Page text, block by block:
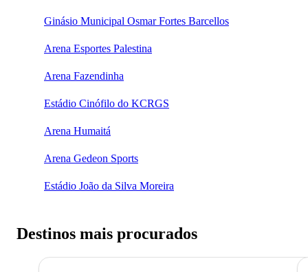
Ginásio Municipal Osmar Fortes Barcellos
Arena Esportes Palestina
Arena Fazendinha
Estádio Cinófilo do KCRGS
Arena Humaitá
Arena Gedeon Sports
Estádio João da Silva Moreira
Destinos mais procurados